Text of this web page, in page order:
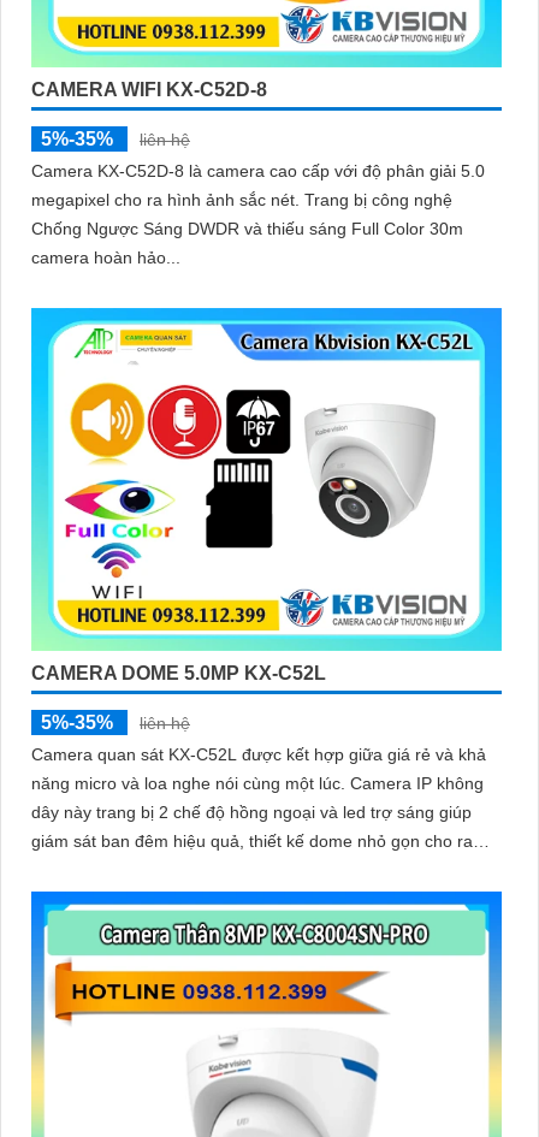
CAMERA WIFI KX-C52D-8
5%-35%
liên hệ
Camera KX-C52D-8 là camera cao cấp với độ phân giải 5.0
megapixel cho ra hình ảnh sắc nét. Trang bị công nghệ
Chống Ngược Sáng DWDR và thiếu sáng Full Color 30m
camera hoàn hảo...
CAMERA DOME 5.0MP KX-C52L
5%-35%
liên hệ
Camera quan sát KX-C52L được kết hợp giữa giá rẻ và khả
năng micro và loa nghe nói cùng một lúc. Camera IP không
dây này trang bị 2 chế độ hồng ngoại và led trợ sáng giúp
giám sát ban đêm hiệu quả, thiết kế dome nhỏ gọn cho ra